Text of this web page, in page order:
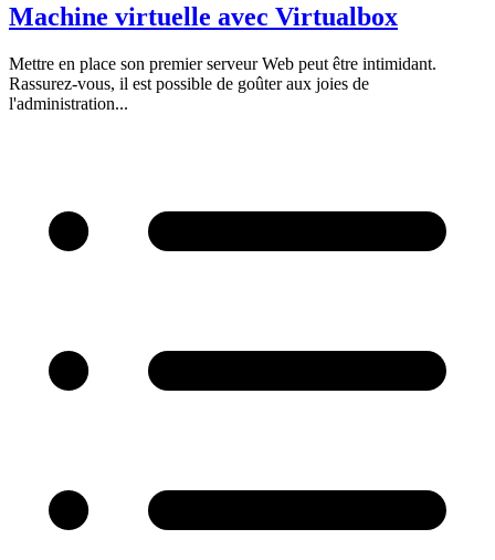
Machine virtuelle avec Virtualbox
Mettre en place son premier serveur Web peut être intimidant.
Rassurez-vous, il est possible de goûter aux joies de
l'administration...